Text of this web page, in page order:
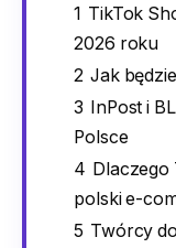
1 TikTok
2026 roku
2 Jak
3 InPost i
Polsce
4 Dlaczego
polski e-
5 Twórcy